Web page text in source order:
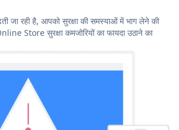
जा रही है, आपको सुरक्षा की समस्याओं में भाग लेने की
Store सुरक्षा कमजोरियों का फायदा उठाने का